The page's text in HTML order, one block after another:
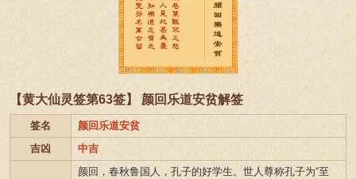
【黄大仙灵签第63签】 颜回乐道安贫解签
签名
颜回乐道安贫
吉凶
中吉
颜回，春秋鲁国人，孔子的好学生。世人尊称孔子为“至